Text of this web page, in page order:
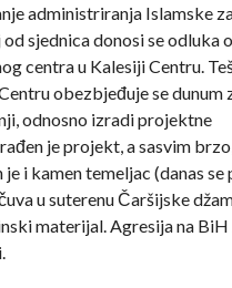
administriranja Islamske
sjednica donosi se odluka
centra u Kalesiji Centru.
obezbjeđuje se dunum
odnosno izradi projektne
je projekt, a sasvim
i kamen temeljac (danas se
u suterenu Čaršijske
materijal. Agresija na